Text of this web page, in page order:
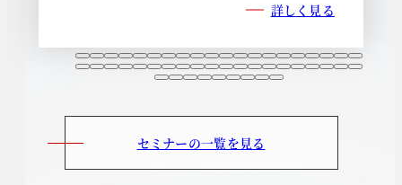
詳しく見る
セミナーの一覧を見る